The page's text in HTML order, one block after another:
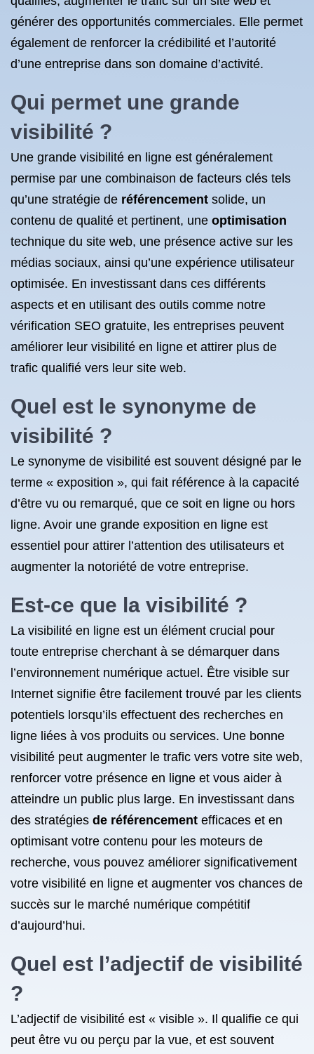
générer des opportunités commerciales. Elle permet
également de renforcer la crédibilité et l’autorité
d’une entreprise dans son domaine d’activité.
Qui permet une grande
visibilité ?
Une grande visibilité en ligne est généralement
permise par une combinaison de facteurs clés tels
qu’une stratégie de référencement solide, un
contenu de qualité et pertinent, une optimisation
technique du site web, une présence active sur les
médias sociaux, ainsi qu’une expérience utilisateur
optimisée. En investissant dans ces différents
aspects et en utilisant des outils comme notre
vérification SEO gratuite, les entreprises peuvent
améliorer leur visibilité en ligne et attirer plus de
trafic qualifié vers leur site web.
Quel est le synonyme de
visibilité ?
Le synonyme de visibilité est souvent désigné par le
terme « exposition », qui fait référence à la capacité
d’être vu ou remarqué, que ce soit en ligne ou hors
ligne. Avoir une grande exposition en ligne est
essentiel pour attirer l’attention des utilisateurs et
augmenter la notoriété de votre entreprise.
Est-ce que la visibilité ?
La visibilité en ligne est un élément crucial pour
toute entreprise cherchant à se démarquer dans
l’environnement numérique actuel. Être visible sur
Internet signifie être facilement trouvé par les clients
potentiels lorsqu’ils effectuent des recherches en
ligne liées à vos produits ou services. Une bonne
visibilité peut augmenter le trafic vers votre site web,
renforcer votre présence en ligne et vous aider à
atteindre un public plus large. En investissant dans
des stratégies de référencement efficaces et en
optimisant votre contenu pour les moteurs de
recherche, vous pouvez améliorer significativement
votre visibilité en ligne et augmenter vos chances de
succès sur le marché numérique compétitif
d’aujourd’hui.
Quel est l’adjectif de visibilité
?
L’adjectif de visibilité est « visible ». Il qualifie ce qui
peut être vu ou perçu par la vue, et est souvent